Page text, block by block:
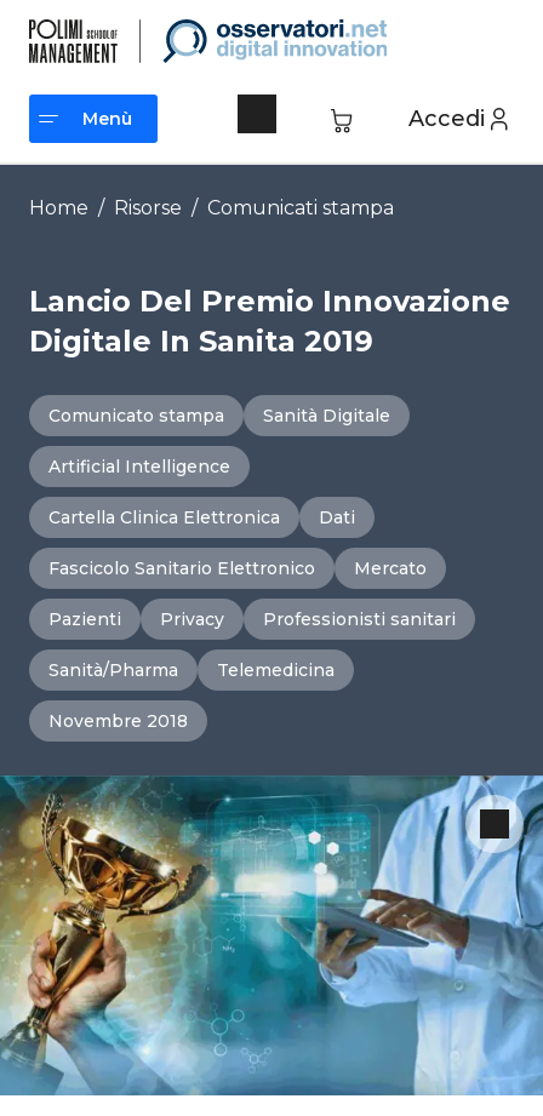
contenuto
Accedi
Menù
Menù
Home / Risorse / Comunicati stampa
Lancio Del Premio Innovazione
Digitale In Sanita 2019
Comunicato stampa Sanità Digitale
Artificial Intelligence
Cartella Clinica Elettronica Dati
Fascicolo Sanitario Elettronico Mercato
Pazienti Privacy Professionisti sanitari
Sanità/Pharma Telemedicina
Novembre 2018